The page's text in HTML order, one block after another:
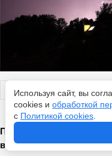
Перейти
Полное солнечное
видно, как наблюдать
Используя сайт, вы
cookies и обработкой
с Политикой cookies